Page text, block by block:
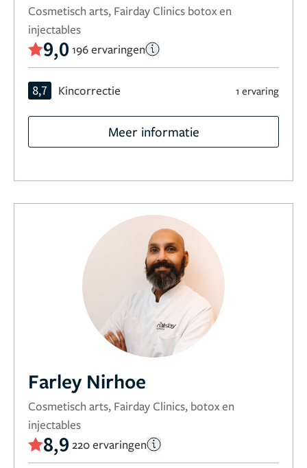
Cosmetisch arts, Fairday Clinics botox en
injectables
9,0 196 ervaringen
8,7 Kincorrectie 1 ervaring
Meer informatie
Farley Nirhoe
Cosmetisch arts, Fairday Clinics, botox en
injectables
8,9 220 ervaringen